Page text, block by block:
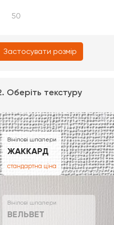
Застосувати розмір
Оберіть текстуру
Вінілові шпалери
ЖАККАРД
стандартна ціна
Вінілові шпалери
ВЕЛЬВЕТ